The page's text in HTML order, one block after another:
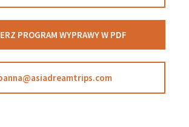
PROGRAM WYPRAWY W PDF